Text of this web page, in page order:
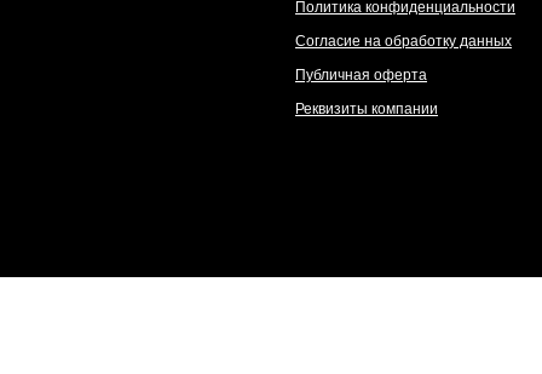
Политика конфиденциальности
Согласие на обработку данных
Публичная оферта
Реквизиты компании